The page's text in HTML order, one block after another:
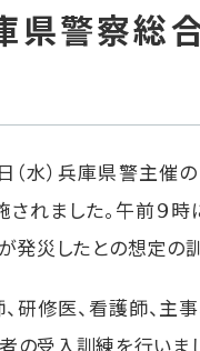
県警察総
（水）兵庫県警主催
されました。午前９
発災したとの想定の
研修医、看護師、
の受入訓練を行いま